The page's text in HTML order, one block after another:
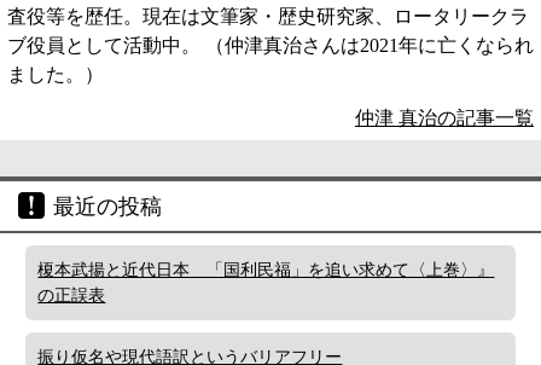
査役等を歴任。現在は文筆家・歴史研究家、ロータリークラ
ブ役員として活動中。 （仲津真治さんは2021年に亡くなられ
ました。）
仲津 真治の記事一覧
最近の投稿
榎本武揚と近代日本 「国利民福」を追い求めて〈上巻〉』
の正誤表
振り仮名や現代語訳というバリアフリー